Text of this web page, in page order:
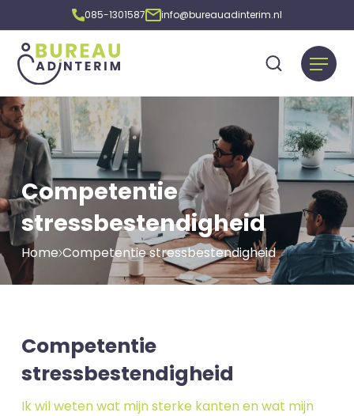
085-1301587 info@bureauadinterim.nl
Competentie
stressbestendigheid
Home Competentie stressbestendigheid
Competentie
stressbestendigheid
Ik wil weten wat mijn sterke kanten en wat mijn